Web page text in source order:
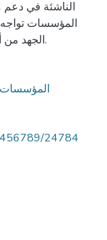
الناشئة في دعم
المؤسسات تواجه
الجهد من أجل توفير مناخ ملائم لتطور هذه المؤسسات.
: المؤسسات
24784